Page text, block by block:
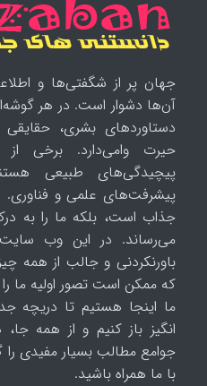
جهان پر از شگفتی‌ها و
آن‌ها دشوار است. در هر
دستاوردهای بشری،
حیرت وامی‌دارد. برخی
پیچیدگی‌های طبیعی
پیشرفت‌های علمی و فناوری.
جذاب است، بلکه ما را به
می‌رساند. در این وب
باورنکردنی و جالب از همه
که ممکن است تصور اولیه ما
ما اینجا هستیم تا دریچه
انگیز باز کنیم و از همه
جوامع مطالب بسیار مفیدی را
با ما همراه باشید.